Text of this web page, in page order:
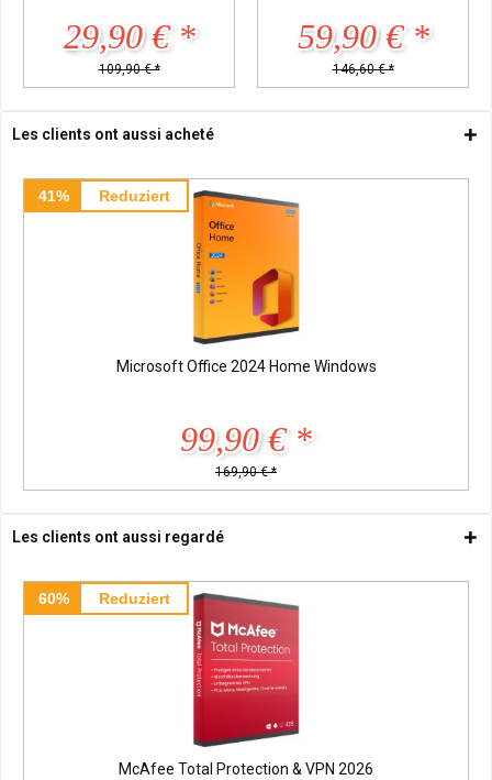
29,90 € *
109,90 € *
59,90 € *
146,60 € *
Les clients ont aussi acheté
41% Reduziert
Microsoft Office 2024 Home Windows
99,90 € *
169,90 € *
Les clients ont aussi regardé
60% Reduziert
McAfee Total Protection & VPN 2026